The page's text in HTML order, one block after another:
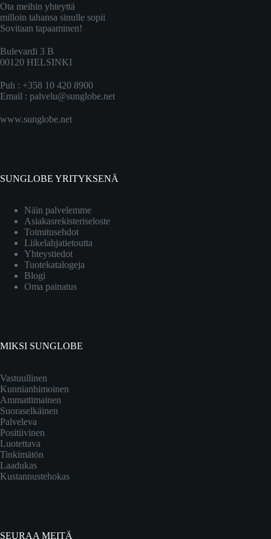
Ota meihin yhteyttä
milloin tahansa sinulle sopii
Sovitaan tapaaminen!
Bulevardi 3 B
00120 HELSINKI
Puh : +358 10 420 8900
Email : palvelu@sunglobe.net
www.sunglobe.net
SUNGLOBE YRITYKSENÄ
Näin palvelemme
Asiakasrekisteriseloste
Toimitusehdot
Liikelahjatietoutta
Yhteystiedot
Tuotekatalogeja
Blogi
Oma painatus
MIKSI SUNGLOBE
Vastuullinen
Kunnianhimoinen
Ammattimainen
Suoraselkäinen
Palveleva
Positiivinen
Luotettava
Tinkimätön
Laadukas
Kustannustehokas
SEURAA MEITÄ